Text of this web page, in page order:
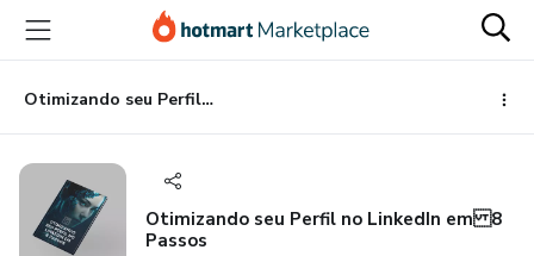
para
conteúdo
principal
para
pagamento
para
rodapé
Otimizando seu Perfil no LinkedIn em 8 Passos
Otimizando seu Perfil no LinkedIn em 8
Passos